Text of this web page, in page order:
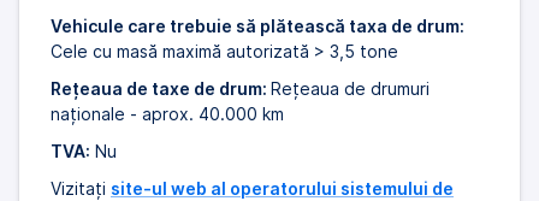
Vehicule care trebuie să plătească taxa de drum:
Cele cu masă maximă autorizată > 3,5 tone
Rețeaua de taxe de drum: Rețeaua de drumuri
naționale - aprox. 40.000 km
TVA: Nu
Vizitați site-ul web al operatorului sistemului de